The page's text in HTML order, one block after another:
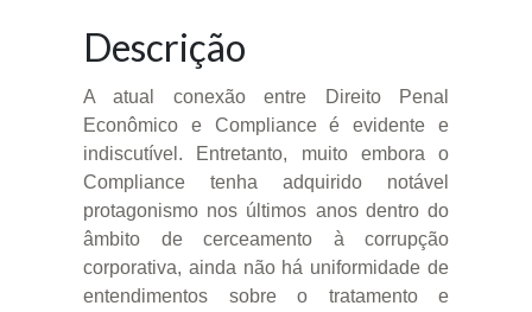
Descrição
A atual conexão entre Direito Penal
Econômico e Compliance é evidente e
indiscutível. Entretanto, muito embora o
Compliance tenha adquirido notável
protagonismo nos últimos anos dentro do
âmbito de cerceamento à corrupção
corporativa, ainda não há uniformidade de
entendimentos sobre o tratamento e